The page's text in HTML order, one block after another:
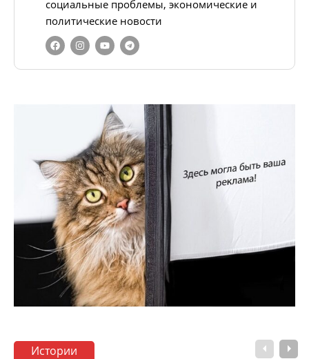
социальные проблемы, экономические и
политические новости
Истории